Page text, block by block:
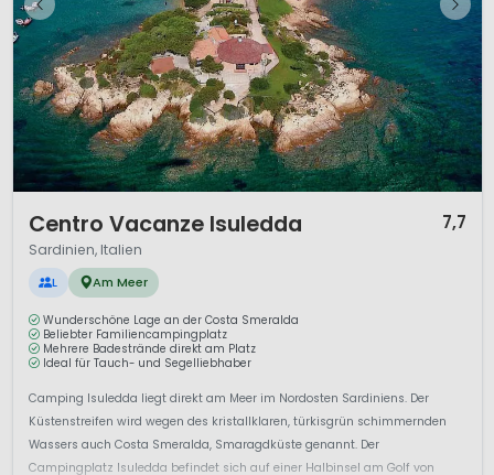
Centro Vacanze Isuledda 7,7
Sardinien, Italien
L Am Meer
Wunderschöne Lage an der Costa Smeralda
Beliebter Familiencampingplatz
Mehrere Badestrände direkt am Platz
Ideal für Tauch- und Segelliebhaber
Camping Isuledda liegt direkt am Meer im Nordosten Sardiniens. Der
Küstenstreifen wird wegen des kristallklaren, türkisgrün schimmernden
Wassers auch Costa Smeralda, Smaragdküste genannt. Der
Campingplatz Isuledda befindet sich auf einer Halbinsel am Golf von